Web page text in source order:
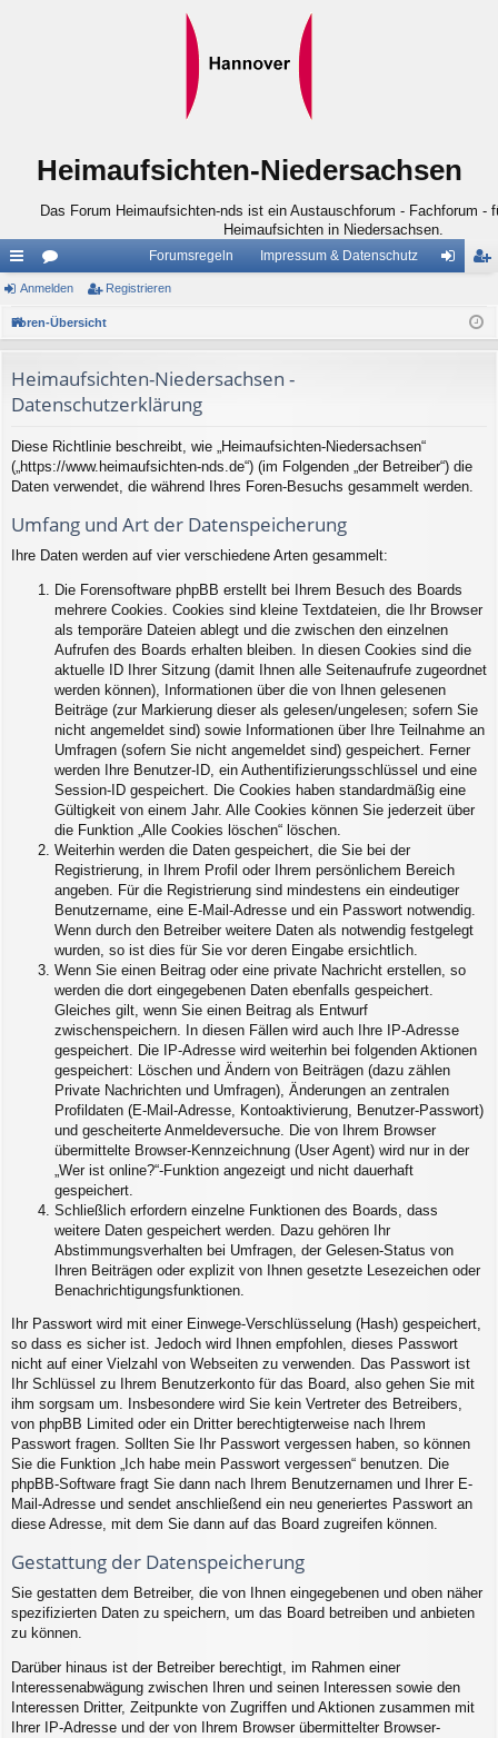
Heimaufsichten-Niedersachsen
Das Forum Heimaufsichten-nds ist ein Austauschforum - Fachforum -
Heimaufsichten in Niedersachsen.
ch
ne
ug
or
en
Forumsregeln Impressum & Datenschutz
ist
Anmelden Registrieren
Foren-Übersicht
Heimaufsichten-Niedersachsen -
Datenschutzerklärung
Diese Richtlinie beschreibt, wie „Heimaufsichten-Niedersachsen“
(„https://www.heimaufsichten-nds.de“) (im Folgenden „der Betreiber“) die
Daten verwendet, die während Ihres Foren-Besuchs gesammelt werden.
Umfang und Art der Datenspeicherung
Ihre Daten werden auf vier verschiedene Arten gesammelt:
Die Forensoftware phpBB erstellt bei Ihrem Besuch des Boards
mehrere Cookies. Cookies sind kleine Textdateien, die Ihr Browser
als temporäre Dateien ablegt und die zwischen den einzelnen
Aufrufen des Boards erhalten bleiben. In diesen Cookies sind die
aktuelle ID Ihrer Sitzung (damit Ihnen alle Seitenaufrufe zugeordnet
werden können), Informationen über die von Ihnen gelesenen
Beiträge (zur Markierung dieser als gelesen/ungelesen; sofern Sie
nicht angemeldet sind) sowie Informationen über Ihre Teilnahme an
Umfragen (sofern Sie nicht angemeldet sind) gespeichert. Ferner
werden Ihre Benutzer-ID, ein Authentifizierungsschlüssel und eine
Session-ID gespeichert. Die Cookies haben standardmäßig eine
Gültigkeit von einem Jahr. Alle Cookies können Sie jederzeit über
die Funktion „Alle Cookies löschen“ löschen.
Weiterhin werden die Daten gespeichert, die Sie bei der
Registrierung, in Ihrem Profil oder Ihrem persönlichem Bereich
angeben. Für die Registrierung sind mindestens ein eindeutiger
Benutzername, eine E-Mail-Adresse und ein Passwort notwendig.
Wenn durch den Betreiber weitere Daten als notwendig festgelegt
wurden, so ist dies für Sie vor deren Eingabe ersichtlich.
Wenn Sie einen Beitrag oder eine private Nachricht erstellen, so
werden die dort eingegebenen Daten ebenfalls gespeichert.
Gleiches gilt, wenn Sie einen Beitrag als Entwurf
zwischenspeichern. In diesen Fällen wird auch Ihre IP-Adresse
gespeichert. Die IP-Adresse wird weiterhin bei folgenden Aktionen
gespeichert: Löschen und Ändern von Beiträgen (dazu zählen
Private Nachrichten und Umfragen), Änderungen an zentralen
Profildaten (E-Mail-Adresse, Kontoaktivierung, Benutzer-Passwort)
und gescheiterte Anmeldeversuche. Die von Ihrem Browser
übermittelte Browser-Kennzeichnung (User Agent) wird nur in der
„Wer ist online?“-Funktion angezeigt und nicht dauerhaft
gespeichert.
Schließlich erfordern einzelne Funktionen des Boards, dass
weitere Daten gespeichert werden. Dazu gehören Ihr
Abstimmungsverhalten bei Umfragen, der Gelesen-Status von
Ihren Beiträgen oder explizit von Ihnen gesetzte Lesezeichen oder
Benachrichtigungsfunktionen.
Ihr Passwort wird mit einer Einwege-Verschlüsselung (Hash) gespeichert,
so dass es sicher ist. Jedoch wird Ihnen empfohlen, dieses Passwort
nicht auf einer Vielzahl von Webseiten zu verwenden. Das Passwort ist
Ihr Schlüssel zu Ihrem Benutzerkonto für das Board, also gehen Sie mit
ihm sorgsam um. Insbesondere wird Sie kein Vertreter des Betreibers,
von phpBB Limited oder ein Dritter berechtigterweise nach Ihrem
Passwort fragen. Sollten Sie Ihr Passwort vergessen haben, so können
Sie die Funktion „Ich habe mein Passwort vergessen“ benutzen. Die
phpBB-Software fragt Sie dann nach Ihrem Benutzernamen und Ihrer E-
Mail-Adresse und sendet anschließend ein neu generiertes Passwort an
diese Adresse, mit dem Sie dann auf das Board zugreifen können.
Gestattung der Datenspeicherung
Sie gestatten dem Betreiber, die von Ihnen eingegebenen und oben näher
spezifizierten Daten zu speichern, um das Board betreiben und anbieten
zu können.
Darüber hinaus ist der Betreiber berechtigt, im Rahmen einer
Interessenabwägung zwischen Ihren und seinen Interessen sowie den
Interessen Dritter, Zeitpunkte von Zugriffen und Aktionen zusammen mit
Ihrer IP-Adresse und der von Ihrem Browser übermittelter Browser-